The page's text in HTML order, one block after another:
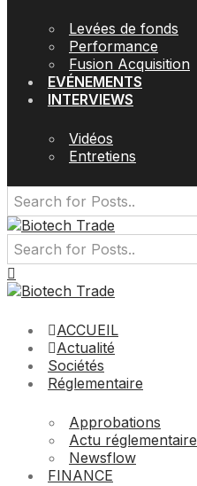
Levées de fonds
Performance
Fusion Acquisition
EVÉNEMENTS
INTERVIEWS
Vidéos
Entretiens
ACCUEIL
Actualité
Sociétés
Réglementaire
Approbations
Actu réglementaire
Newsflow
FINANCE